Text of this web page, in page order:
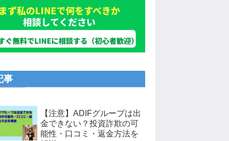
事
【注意】ADIFグループは出
金できない？投資詐欺の可
能性・口コミ・返金方法を